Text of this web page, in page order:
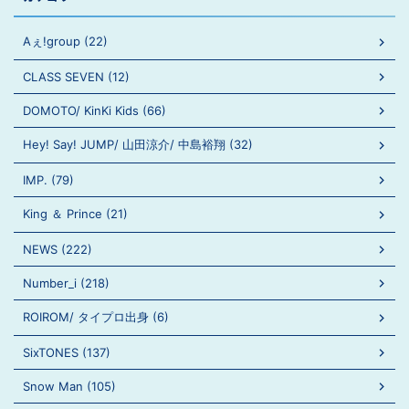
Aぇ!group (22)
CLASS SEVEN (12)
DOMOTO/ KinKi Kids (66)
Hey! Say! JUMP/ 山田涼介/ 中島裕翔 (32)
IMP. (79)
King ＆ Prince (21)
NEWS (222)
Number_i (218)
ROIROM/ タイプロ出身 (6)
SixTONES (137)
Snow Man (105)